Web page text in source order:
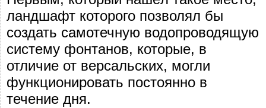
ландшафт которого позволял бы
создать самотечную водопроводящую
систему фонтанов, которые, в
отличие от версальских, могли
функционировать постоянно в
течение дня.